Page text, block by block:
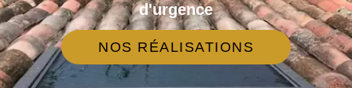
d'urgence
NOS RÉALISATIONS